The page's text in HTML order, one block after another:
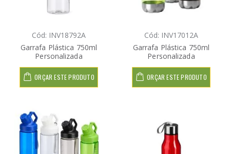
Cód: INV18792A
Garrafa Plástica 750ml
Personalizada
ORÇAR ESTE PRODUTO
Cód: INV17012A
Garrafa Plástica 750ml
Personalizada
ORÇAR ESTE PRODUTO